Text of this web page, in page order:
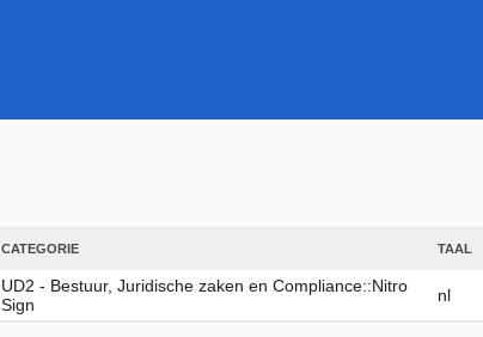
CATEGORIE TAAL
UD2 - Bestuur, Juridische zaken en Compliance::Nitro
Sign
nl